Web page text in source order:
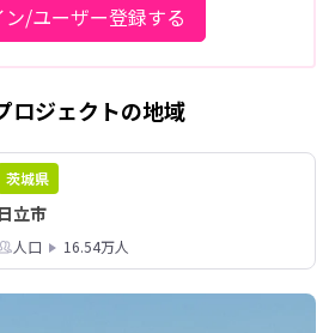
ン/ユーザー登録する
ロジェクトの地域
茨城県
日立市
人口 16.54万人